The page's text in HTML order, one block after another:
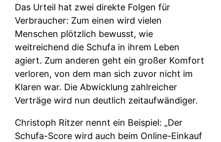
Das Urteil hat zwei direkte Folgen für
Verbraucher: Zum einen wird vielen
Menschen plötzlich bewusst, wie
weitreichend die Schufa in ihrem Leben
agiert. Zum anderen geht ein großer Komfort
verloren, von dem man sich zuvor nicht im
Klaren war. Die Abwicklung zahlreicher
Verträge wird nun deutlich zeitaufwändiger.
Christoph Ritzer nennt ein Beispiel: „Der
Schufa-Score wird auch beim Online-Einkauf